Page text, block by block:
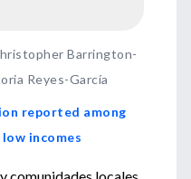
Barrington-
Reyes-García
reported among
incomes